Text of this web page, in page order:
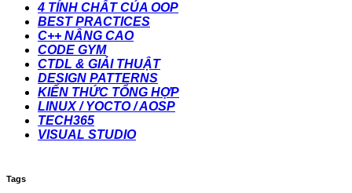
4 TÍNH CHẤT CỦA OOP
BEST PRACTICES
C++ NÂNG CAO
CODE GYM
CTDL & GIẢI THUẬT
DESIGN PATTERNS
KIẾN THỨC TỔNG HỢP
LINUX / YOCTO / AOSP
TECH365
VISUAL STUDIO
Tags